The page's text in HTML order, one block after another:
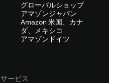
グローバルショップ
アマゾンジャパン
Amazon 米国、カナ
ダ、メキシコ
アマゾンドイツ
サービス